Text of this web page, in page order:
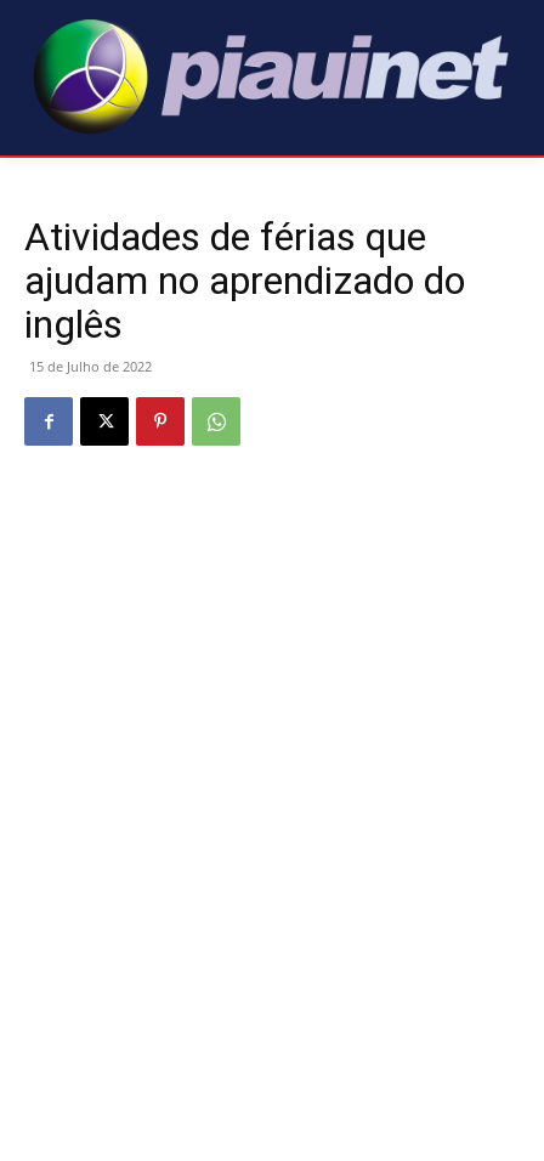
Atividades de férias que
ajudam no aprendizado do
inglês
15 de Julho de 2022